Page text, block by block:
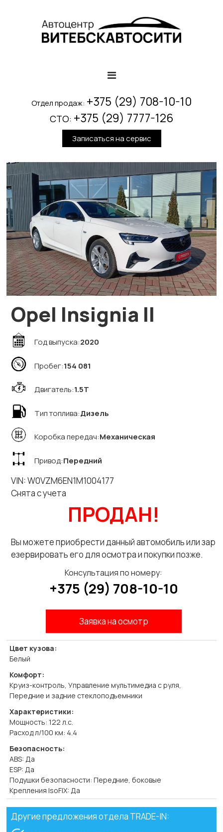
Отдел продаж: +375 (29) 708-10-10
СТО: +375 (29) 7777-126
Записаться на сервис
Opel Insignia II
Год выпуска:2020
Пробег:154 081
Двигатель:1.5T
Тип топлива:Дизель
Коробка передач:Механическая
Привод:Передний
VIN: W0VZM6EN1M1004177
Снята с учета
ПРОДАН!
Вы можете приобрести данный автомобиль или зар
езервировать его для осмотра и покупки позже.
Консультация по номеру:
+375 (29) 708-10-10
Заявка на осмотр
Цвет кузова:
Белый
Комфорт:
Круиз-контроль, Управление мультимедиа с руля,
Передние и задние стеклоподъемники
Характеристики:
Мощность: 122 л.с.
Расход л/100 км: 4.4
Безопасность:
ABS: Да
ESP: Да
Подушки безопасности: Передние, боковые
Крепления IsoFIX: Да
Другие предложения отдела TRADE-IN: